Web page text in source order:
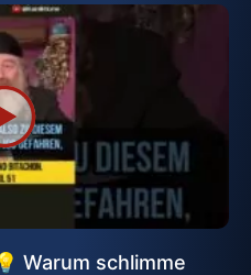
Warum schlimme